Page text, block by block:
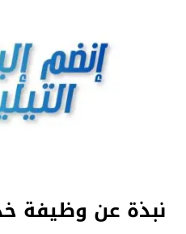
نبذة عن وظيفة